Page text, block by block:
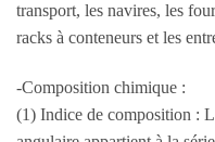
transport, les navires, les
racks à conteneurs et les
-Composition chimique :
(1) Indice de composition :